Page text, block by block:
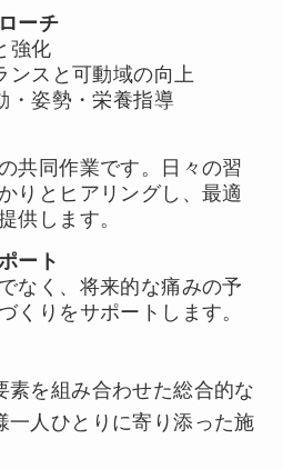
ーチ
強化
ンスと可動域の向上
・姿勢・栄養指導
共同作業です。日々の習
りとヒアリングし、最適
供します。
ート
なく、将来的な痛みの予
くりをサポートします。
素を組み合わせた総合的な
一人ひとりに寄り添った施